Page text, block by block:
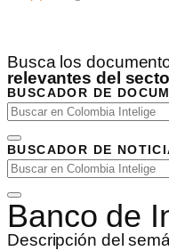
Busca los
relevantes del
BUSCADOR DE
BUSCADOR DE
Banco de
Descripción del